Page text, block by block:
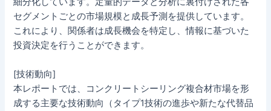
セグメントごとの市場規模と成長予測を提供しています。
これにより、関係者は成長機会を特定し、情報に基づいた
投資決定を行うことができます。
[技術動向]
本レポートでは、コンクリートシーリング複合材市場を形
成する主要な技術動向（タイプ1技術の進歩や新たな代替品